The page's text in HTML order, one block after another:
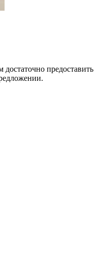
предоставить